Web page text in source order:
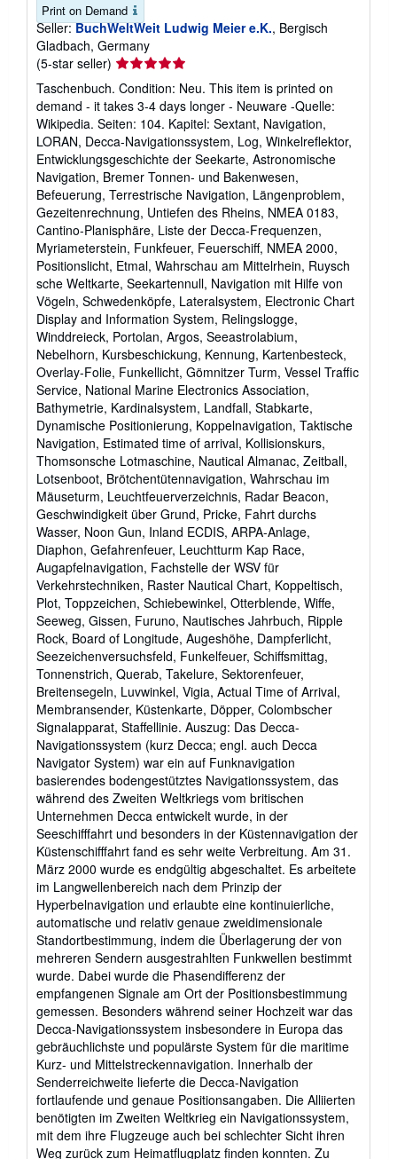
Print on Demand
Seller: BuchWeltWeit Ludwig Meier e.K., Bergisch
Gladbach, Germany
(5-star seller) Seller
rating
5
out
of
5
stars
Taschenbuch. Condition: Neu. This item is printed on
demand - it takes 3-4 days longer - Neuware -Quelle:
Wikipedia. Seiten: 104. Kapitel: Sextant, Navigation,
LORAN, Decca-Navigationssystem, Log, Winkelreflektor,
Entwicklungsgeschichte der Seekarte, Astronomische
Navigation, Bremer Tonnen- und Bakenwesen,
Befeuerung, Terrestrische Navigation, Längenproblem,
Gezeitenrechnung, Untiefen des Rheins, NMEA 0183,
Cantino-Planisphäre, Liste der Decca-Frequenzen,
Myriameterstein, Funkfeuer, Feuerschiff, NMEA 2000,
Positionslicht, Etmal, Wahrschau am Mittelrhein, Ruysch
sche Weltkarte, Seekartennull, Navigation mit Hilfe von
Vögeln, Schwedenköpfe, Lateralsystem, Electronic Chart
Display and Information System, Relingslogge,
Winddreieck, Portolan, Argos, Seeastrolabium,
Nebelhorn, Kursbeschickung, Kennung, Kartenbesteck,
Overlay-Folie, Funkellicht, Gömnitzer Turm, Vessel Traffic
Service, National Marine Electronics Association,
Bathymetrie, Kardinalsystem, Landfall, Stabkarte,
Dynamische Positionierung, Koppelnavigation, Taktische
Navigation, Estimated time of arrival, Kollisionskurs,
Thomsonsche Lotmaschine, Nautical Almanac, Zeitball,
Lotsenboot, Brötchentütennavigation, Wahrschau im
Mäuseturm, Leuchtfeuerverzeichnis, Radar Beacon,
Geschwindigkeit über Grund, Pricke, Fahrt durchs
Wasser, Noon Gun, Inland ECDIS, ARPA-Anlage,
Diaphon, Gefahrenfeuer, Leuchtturm Kap Race,
Augapfelnavigation, Fachstelle der WSV für
Verkehrstechniken, Raster Nautical Chart, Koppeltisch,
Plot, Toppzeichen, Schiebewinkel, Otterblende, Wiffe,
Seeweg, Gissen, Furuno, Nautisches Jahrbuch, Ripple
Rock, Board of Longitude, Augeshöhe, Dampferlicht,
Seezeichenversuchsfeld, Funkelfeuer, Schiffsmittag,
Tonnenstrich, Querab, Takelure, Sektorenfeuer,
Breitensegeln, Luvwinkel, Vigia, Actual Time of Arrival,
Membransender, Küstenkarte, Döpper, Colombscher
Signalapparat, Staffellinie. Auszug: Das Decca-
Navigationssystem (kurz Decca; engl. auch Decca
Navigator System) war ein auf Funknavigation
basierendes bodengestütztes Navigationssystem, das
während des Zweiten Weltkriegs vom britischen
Unternehmen Decca entwickelt wurde, in der
Seeschifffahrt und besonders in der Küstennavigation der
Küstenschifffahrt fand es sehr weite Verbreitung. Am 31.
März 2000 wurde es endgültig abgeschaltet. Es arbeitete
im Langwellenbereich nach dem Prinzip der
Hyperbelnavigation und erlaubte eine kontinuierliche,
automatische und relativ genaue zweidimensionale
Standortbestimmung, indem die Überlagerung der von
mehreren Sendern ausgestrahlten Funkwellen bestimmt
wurde. Dabei wurde die Phasendifferenz der
empfangenen Signale am Ort der Positionsbestimmung
gemessen. Besonders während seiner Hochzeit war das
Decca-Navigationssystem insbesondere in Europa das
gebräuchlichste und populärste System für die maritime
Kurz- und Mittelstreckennavigation. Innerhalb der
Senderreichweite lieferte die Decca-Navigation
fortlaufende und genaue Positionsangaben. Die Alliierten
benötigten im Zweiten Weltkrieg ein Navigationssystem,
mit dem ihre Flugzeuge auch bei schlechter Sicht ihren
Weg zurück zum Heimatflugplatz finden konnten. Zu